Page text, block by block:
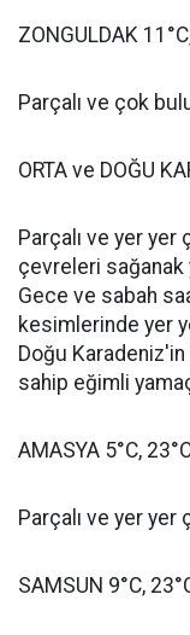
ZONGULDAK
Parçalı ve çok
ORTA ve DOĞU
Parçalı ve yer
çevreleri sağanak
Gece ve sabah
kesimlerinde yer
Doğu
sahip eğimli
AMASYA 5°C,
Parçalı ve yer yer
SAMSUN 9°C,